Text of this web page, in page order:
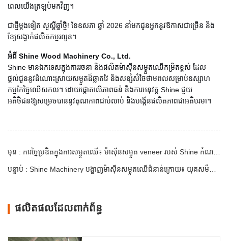
ពេលយើងត្រឡប់មកវិញ។
ជាថ្មីម្តងទៀត សួស្តីឆ្នាំថ្មី! ខែឧសភា ឆ្នាំ 2026 នាំមកជូនអ្នកនូវឱកាសជាច្រើន និង
ខ្សែសង្វាក់ផលិតកម្មរលូន។
អំពី Shine Wood Machinery Co., Ltd.
Shine មានឯកទេសក្នុងការរចនា និងផលិតម៉ាស៊ីនសម្ងួតឈើកម្រិតខ្ពស់ ដែល
ផ្តល់ជូននូវដំណោះស្រាយសម្ងួតដ៏ឆ្លាតវៃ និងសន្សំសំចៃថាមពលសម្រាប់ឧស្សាហ
កម្មកែច្នៃឈើសកល។ ដោយផ្តោតលើភាពធន់ និងការអនុវត្ត Shine ជួយ
អតិថិជនឱ្យសម្រេចបាននូវគុណភាពជាប់លាប់ និងបង្កើនផលិតភាពជាអតិបរមា។
មុន : ការច្នៃប្រឌិតក្នុងការសម្ងួតឈើ៖ ម៉ាស៊ីនសម្ងួត veneer របស់ Shine កំណត់ស្តង់ដារឧស្សាហកម្មថ្មី។
បន្ទាប់ : Shine Machinery បង្ហាញម៉ាស៊ីនសម្ងួតឈើជំនាន់ក្រោយ៖ យុគសម័យថ្មីនៃប្រសិទ្ធភាព និងការអនុវត្តសម្រាប់ឆ្នាំ 2026
ផលិតផលដែលពាក់ព័ន្ធ